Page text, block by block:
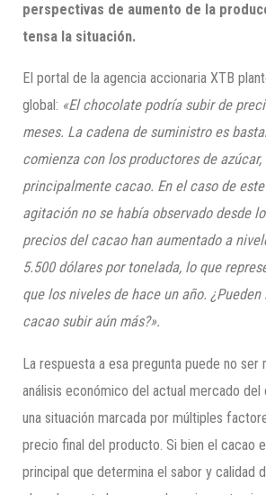
perspectivas de aumento de la
tensa la situación.
El portal de la agencia accionaria XTB
global: «El chocolate podría subir de
meses. La cadena de suministro es
comienza con los productores de
principalmente cacao. En el caso de
agitación no se había observado desde
precios del cacao han aumentado a
5.500 dólares por tonelada, lo que
que los niveles de hace un año.
cacao subir aún más?».
La respuesta a esa pregunta puede no ser
análisis económico del actual mercado
una situación marcada por múltiples
precio final del producto. Si bien el cacao
principal que determina el sabor y calidad